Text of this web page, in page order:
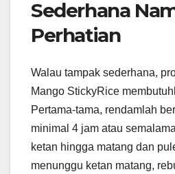
Sederhana
Perhatian
Walau tampak sederhana,
Mango StickyRice
Pertama-tama, rendamlah
minimal 4 jam atau
ketan hingga matang dan
menunggu ketan matang,